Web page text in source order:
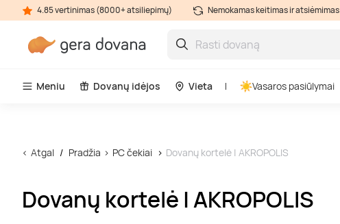
4.85 vertinimas (8000+ atsiliepimų) Nemokamas keitimas ir atsiėmimas
Meniu Dovanų idėjos Vieta Vasaros pasiūlymai
Atgal Pradžia PC čekiai Dovanų kortelė | AKROPOLIS
Dovanų kortelė | AKROPOLIS